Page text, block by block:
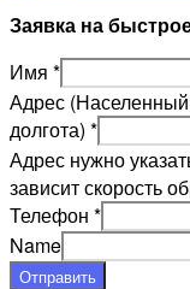
Заявка на
Имя *
Адрес
долгота) *
Адрес нужно
зависит скорость
Телефон *
Name
Отправить